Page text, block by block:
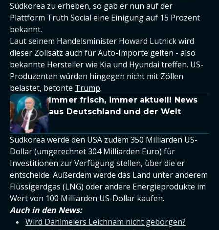
Südkorea zu erheben, so gab er nun auf der
Plattform Truth Social eine Einigung auf 15 Prozent
bekannt.
Laut seinem Handelsminister Howard Lutnick wird
dieser Zollsatz auch für Auto-Importe gelten - also
bekannte Hersteller wie Kia und Hyundai treffen. US-
Produzenten würden hingegen nicht mit Zöllen
belastet, betonte Trump.
Immer frisch, immer aktuell! News
aus Deutschland und der Welt
Südkorea werde den USA zudem 350 Milliarden US-
Dollar (umgerechnet 304 Milliarden Euro) für
Investitionen zur Verfügung stellen, über die er
entscheide. Außerdem werde das Land unter anderem
Flüssigerdgas (LNG) oder andere Energieprodukte im
Wert von 100 Milliarden US-Dollar kaufen.
Auch in den News:
Wird Dahlmeiers Leichnam nicht geborgen?